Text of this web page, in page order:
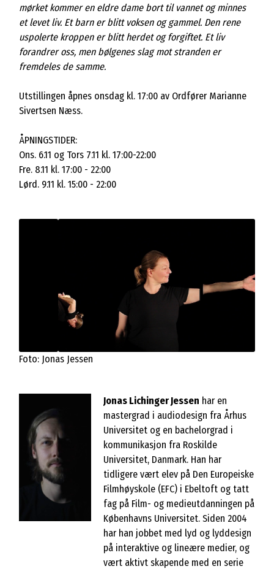
mørket kommer en eldre dame bort til vannet og minnes
et levet liv. Et barn er blitt voksen og gammel. Den rene
uspolerte kroppen er blitt herdet og forgiftet. Et liv
forandrer oss, men bølgenes slag mot stranden er
fremdeles de samme.
Utstillingen åpnes onsdag kl. 17:00 av Ordfører Marianne
Sivertsen Næss.
ÅPNINGSTIDER:
Ons. 6.11 og Tors 7.11 kl. 17:00-22:00
Fre. 8.11 kl. 17:00 - 22:00
Lørd. 9.11 kl. 15:00 - 22:00
Foto: Jonas Jessen
Jonas Lichinger Jessen har en
mastergrad i audiodesign fra Århus
Universitet og en bachelorgrad i
kommunikasjon fra Roskilde
Universitet, Danmark. Han har
tidligere vært elev på Den Europeiske
Filmhøyskole (EFC) i Ebeltoft og tatt
fag på Film- og medieutdanningen på
Københavns Universitet. Siden 2004
har han jobbet med lyd og lyddesign
på interaktive og lineære medier, og
vært aktivt skapende med en serie